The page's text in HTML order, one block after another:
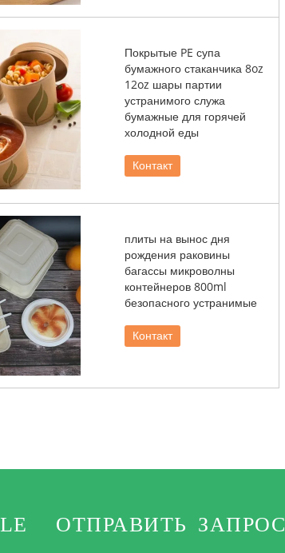
Покрытые PE супа
бумажного стаканчика 8oz
12oz шары партии
устранимого служа
бумажные для горячей
холодной еды
Контакт
плиты на вынос дня
рождения раковины
багассы микроволны
контейнеров 800ml
безопасного устранимые
Контакт
ОТПРАВИТЬ ЗАПРОС